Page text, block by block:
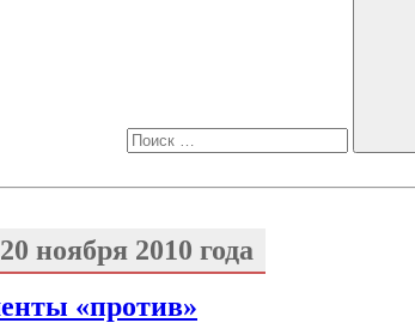
20 ноября 2010 года
«против»